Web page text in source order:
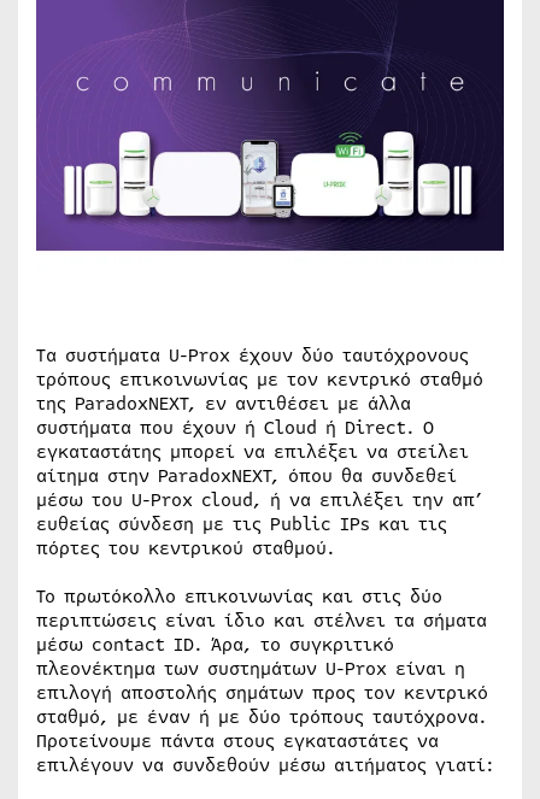
Τα συστήματα U-Prox έχουν δύο ταυτόχρονους
τρόπους επικοινωνίας με τον κεντρικό σταθμό
της ParadoxNEXT, εν αντιθέσει με άλλα
συστήματα που έχουν ή Cloud ή Direct. Ο
εγκαταστάτης μπορεί να επιλέξει να στείλει
αίτημα στην ParadoxNEXT, όπου θα συνδεθεί
μέσω του U-Prox cloud, ή να επιλέξει την απ’
ευθείας σύνδεση με τις Public IPs και τις
πόρτες του κεντρικού σταθμού.
Το πρωτόκολλο επικοινωνίας και στις δύο
περιπτώσεις είναι ίδιο και στέλνει τα σήματα
μέσω contact ID. Άρα, το συγκριτικό
πλεονέκτημα των συστημάτων U-Prox είναι η
επιλογή αποστολής σημάτων προς τον κεντρικό
σταθμό, με έναν ή με δύο τρόπους ταυτόχρονα.
Προτείνουμε πάντα στους εγκαταστάτες να
επιλέγουν να συνδεθούν μέσω αιτήματος γιατί: